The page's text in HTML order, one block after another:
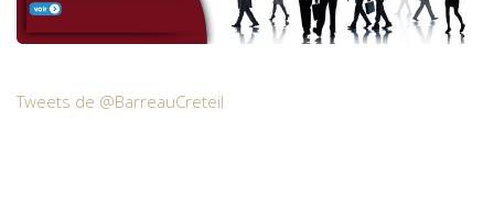
Tweets de @BarreauCreteil